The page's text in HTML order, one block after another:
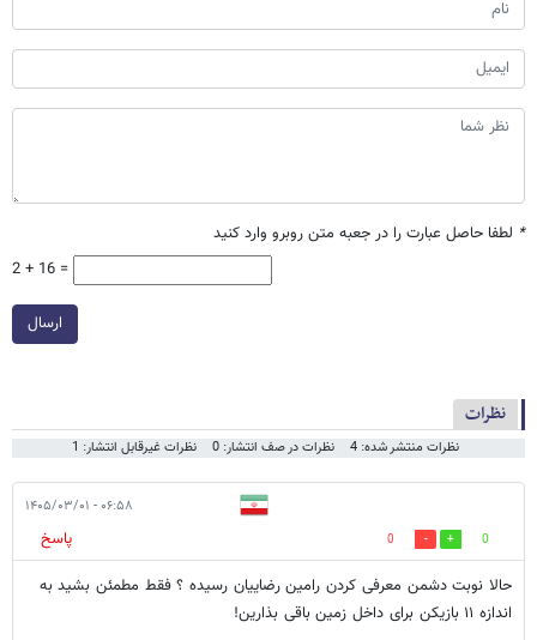
* لطفا حاصل عبارت را در جعبه متن روبرو وارد کنید
2 + 16 =
ارسال
نظرات
نظرات منتشر شده: 4 نظرات در صف انتشار: 0 نظرات غیرقابل انتشار: 1
۰۶:۵۸ - ۱۴۰۵/۰۳/۰۱
0
0
پاسخ
حالا نوبت دشمن معرفی کردن رامین رضاییان رسیده ؟ فقط مطمئن بشید به
اندازه ۱۱ بازیکن برای داخل زمین باقی بذارین!